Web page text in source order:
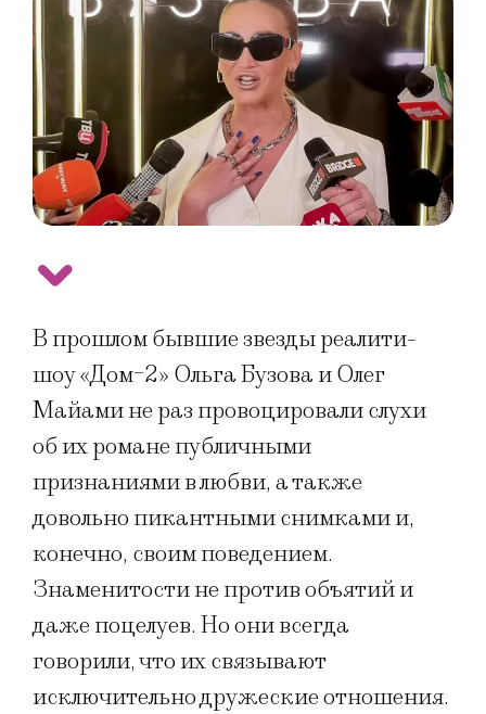
В прошлом бывшие звезды реалити-
шоу «Дом-2» Ольга Бузова и Олег
Майами не раз провоцировали слухи
об их романе публичными
признаниями в любви, а также
довольно пикантными снимками и,
конечно, своим поведением.
Знаменитости не против объятий и
даже поцелуев. Но они всегда
говорили, что их связывают
исключительно дружеские отношения.